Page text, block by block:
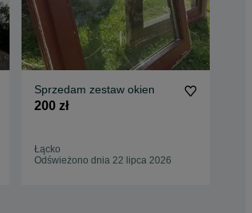
Sprzedam zestaw okien
200 zł
Łącko
Odświeżono dnia 22 lipca 2026